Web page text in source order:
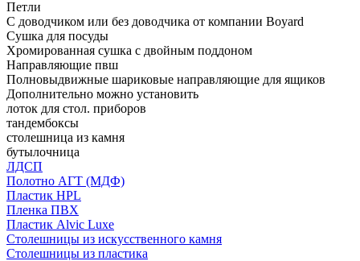
Петли
С доводчиком или без доводчика от компании Boyard
Сушка для посуды
Хромированная сушка с двойным поддоном
Направляющие пвш
Полновыдвижные шариковые направляющие для ящиков
Дополнительно можно установить
лоток для стол. приборов
тандембоксы
столешница из камня
бутылочница
ЛДСП
Полотно АГТ (МДФ)
Пластик HPL
Пленка ПВХ
Пластик Alvic Luxe
Столешницы из искусственного камня
Столешницы из пластика